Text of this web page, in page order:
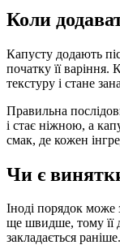
Коли
Капусту додають
початку її
текстуру і стане
Правильна
і стає ніжною, а
смак, де кожен
Чи є
Іноді порядок може
ще швидше, тому її
закладається раніше.